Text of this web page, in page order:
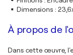
Dimensions :
À propos de
Dans cette œuvre,